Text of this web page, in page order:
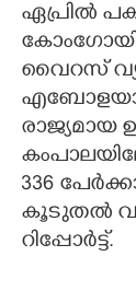
ഏപ്രിൽ
വൈറസ്
336
കൂടുതൽ
റിപ്പോർട്ട്.